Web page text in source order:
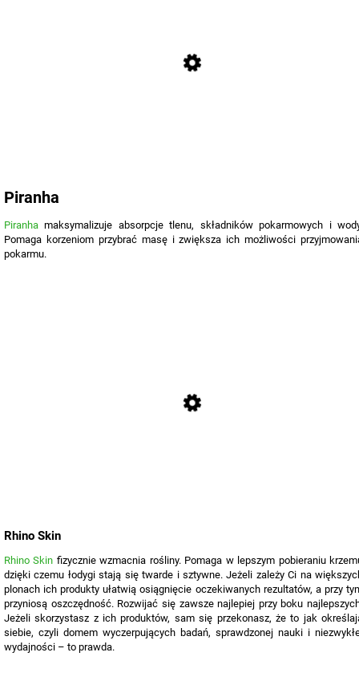
Piranha
Piranha maksymalizuje absorpcje tlenu, składników pokarmowych i
Pomaga korzeniom przybrać masę i zwiększa ich możliwości
pokarmu.
Rhino Skin
Rhino Skin fizycznie wzmacnia rośliny. Pomaga w lepszym pobieraniu
dzięki czemu łodygi stają się twarde i sztywne. Jeżeli zależy Ci na
plonach ich produkty ułatwią osiągnięcie oczekiwanych rezultatów, a przy
przyniosą oszczędność. Rozwijać się zawsze najlepiej przy boku
Jeżeli skorzystasz z ich produktów, sam się przekonasz, że to jak
siebie, czyli domem wyczerpujących badań, sprawdzonej nauki i
wydajności – to prawda.